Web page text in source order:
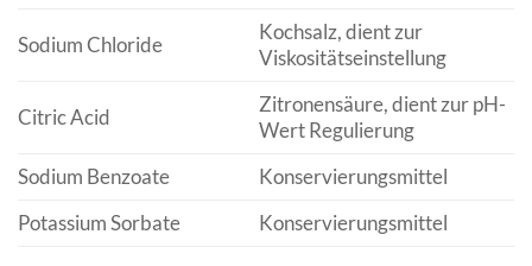
Sodium Chloride
Kochsalz, dient zur
Viskositätseinstellung
Citric Acid
Zitronensäure, dient zur pH-
Wert Regulierung
Sodium Benzoate
Konservierungsmittel
Potassium Sorbate
Konservierungsmittel